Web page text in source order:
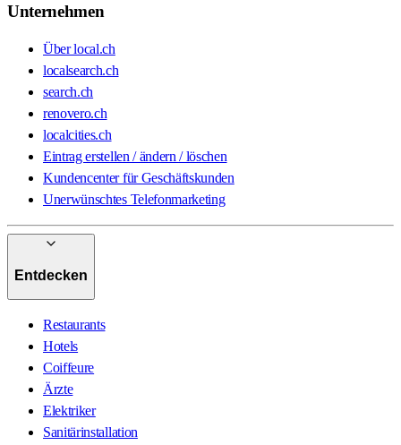
Unternehmen
Über local.ch
localsearch.ch
search.ch
renovero.ch
localcities.ch
Eintrag erstellen / ändern / löschen
Kundencenter für Geschäftskunden
Unerwünschtes Telefonmarketing
Entdecken
Restaurants
Hotels
Coiffeure
Ärzte
Elektriker
Sanitärinstallation